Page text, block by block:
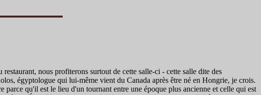
nous profiterons surtout de cette salle-ci - cette salle dite des
égyptologue qui lui-même vient du Canada après être né en Hongrie, je crois.
parce qu'il est le lieu d'un tournant entre une époque plus ancienne et celle qui est